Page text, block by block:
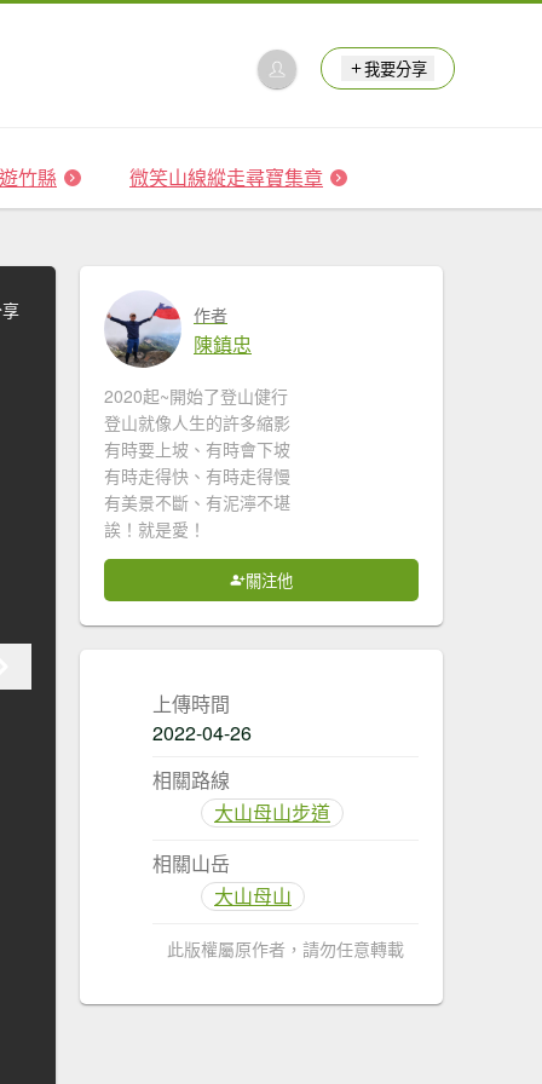
我要分享
竹縣 微笑山線縱走尋寶集章
作者
陳鎮忠
2020起~開始了登山健行
登山就像人生的許多縮影
有時要上坡、有時會下坡
有時走得快、有時走得慢
有美景不斷、有泥濘不堪
誒！就是愛！
關注他
上傳時間
2022-04-26
相關路線
大山母山步道
相關山岳
大山母山
此版權屬原作者，請勿任意轉載